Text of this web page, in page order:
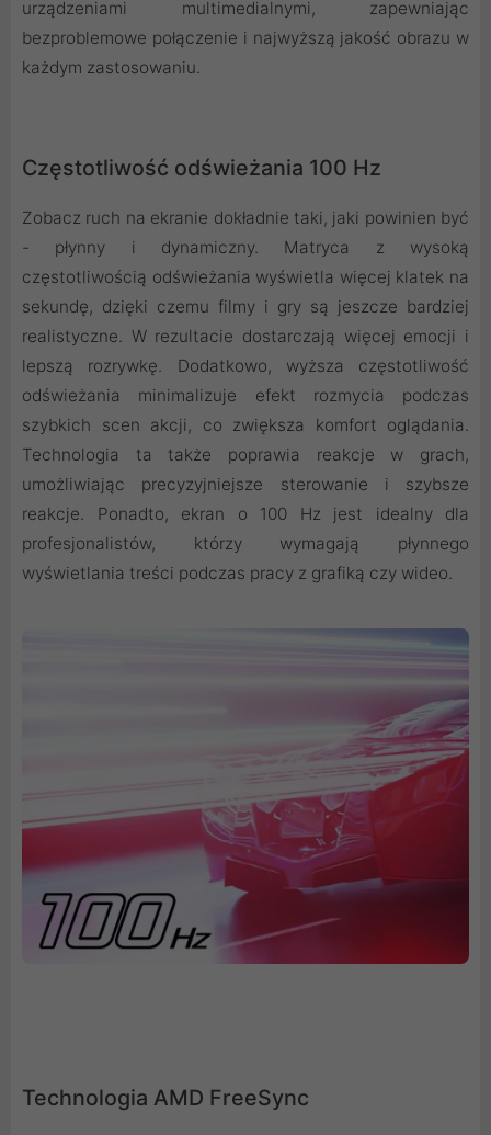
urządzeniami multimedialnymi, zapewniając
bezproblemowe połączenie i najwyższą jakość obrazu w
każdym zastosowaniu.
Częstotliwość odświeżania 100 Hz
Zobacz ruch na ekranie dokładnie taki, jaki powinien być
- płynny i dynamiczny. Matryca z wysoką
częstotliwością odświeżania wyświetla więcej klatek na
sekundę, dzięki czemu filmy i gry są jeszcze bardziej
realistyczne. W rezultacie dostarczają więcej emocji i
lepszą rozrywkę. Dodatkowo, wyższa częstotliwość
odświeżania minimalizuje efekt rozmycia podczas
szybkich scen akcji, co zwiększa komfort oglądania.
Technologia ta także poprawia reakcje w grach,
umożliwiając precyzyjniejsze sterowanie i szybsze
reakcje. Ponadto, ekran o 100 Hz jest idealny dla
profesjonalistów, którzy wymagają płynnego
wyświetlania treści podczas pracy z grafiką czy wideo.
Technologia AMD FreeSync